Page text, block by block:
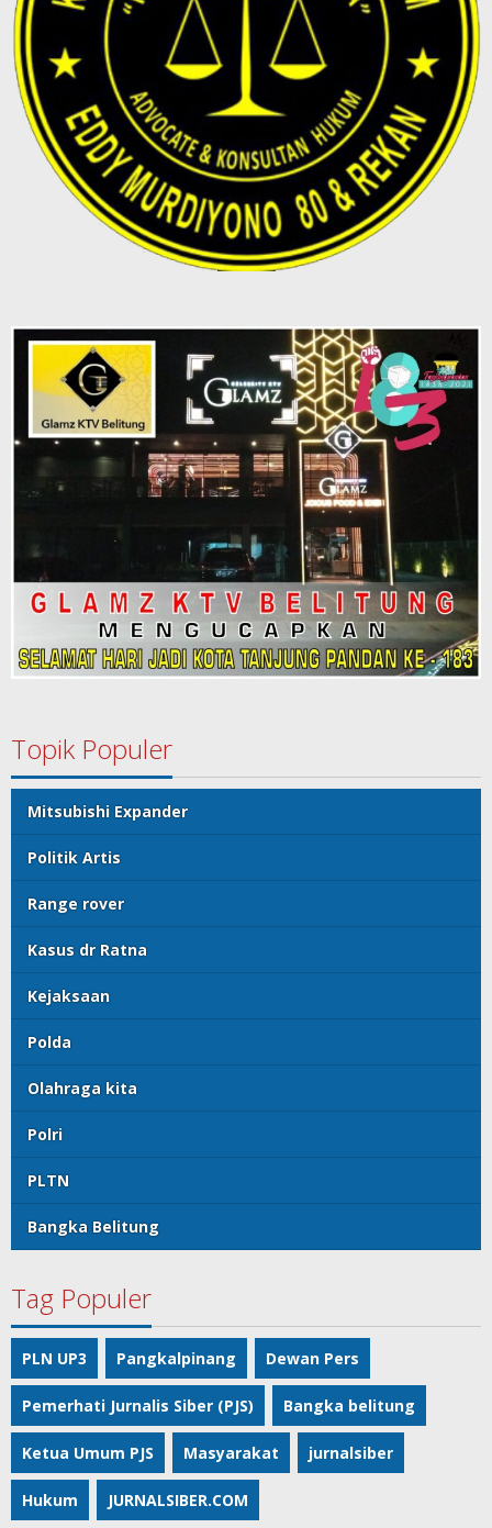
Topik Populer
Mitsubishi Expander
Politik Artis
Range rover
Kasus dr Ratna
Kejaksaan
Polda
Olahraga kita
Polri
PLTN
Bangka Belitung
Tag Populer
PLN UP3 Pangkalpinang Dewan Pers
Pemerhati Jurnalis Siber (PJS) Bangka belitung
Ketua Umum PJS Masyarakat jurnalsiber
Hukum JURNALSIBER.COM